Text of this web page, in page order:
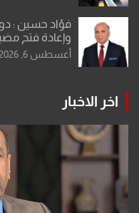
فؤاد حسين :
وإعادة فتح
تحولات القدس
أغسطس 6, 2026
اخر الاخبار